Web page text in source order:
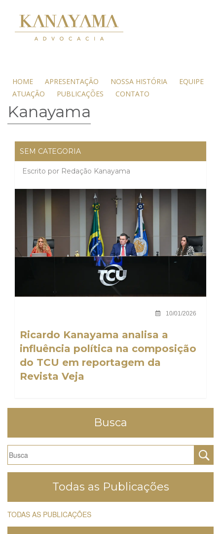
HOME APRESENTAÇÃO NOSSA HISTÓRIA
EQUIPE
ATUAÇÃO
PUBLICAÇÕES CONTATO
Kanayama
SEM CATEGORIA
Escrito por Redação Kanayama
10/01/2026
Ricardo Kanayama analisa a
influência política na composição
do TCU em reportagem da
Revista Veja
Busca
Todas as Publicações
TODAS AS PUBLICAÇÕES